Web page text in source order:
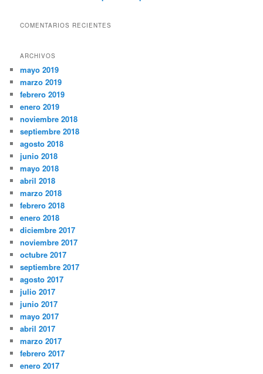
COMENTARIOS RECIENTES
ARCHIVOS
mayo 2019
marzo 2019
febrero 2019
enero 2019
noviembre 2018
septiembre 2018
agosto 2018
junio 2018
mayo 2018
abril 2018
marzo 2018
febrero 2018
enero 2018
diciembre 2017
noviembre 2017
octubre 2017
septiembre 2017
agosto 2017
julio 2017
junio 2017
mayo 2017
abril 2017
marzo 2017
febrero 2017
enero 2017